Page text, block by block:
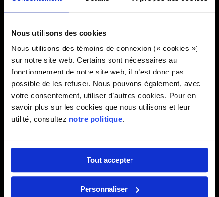
Nous utilisons des cookies
Nous utilisons des témoins de connexion (« cookies »)
sur notre site web. Certains sont nécessaires au
fonctionnement de notre site web, il n’est donc pas
possible de les refuser. Nous pouvons également, avec
votre consentement, utiliser d’autres cookies. Pour en
savoir plus sur les cookies que nous utilisons et leur
utilité, consultez notre politique.
Tout accepter
Personnaliser
824,000
pieds carrés
93%
réduction des GES grâce à une boucle énergétique